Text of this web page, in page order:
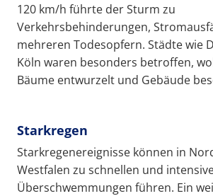
120 km/h führte der Sturm zu
Verkehrsbehinderungen,
mehreren Todesopfern. Städte wie
Köln waren besonders betroffen,
Bäume entwurzelt und Gebäude
Starkregen
Starkregenereignisse können in
Westfalen zu schnellen und
Überschwemmungen führen. Ein